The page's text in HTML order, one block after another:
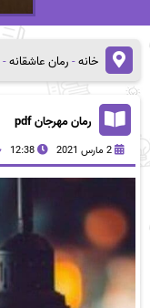
خانه-رمان عاشقانه-
رمان مهرجان pdf
2 مارس 2021 12:38